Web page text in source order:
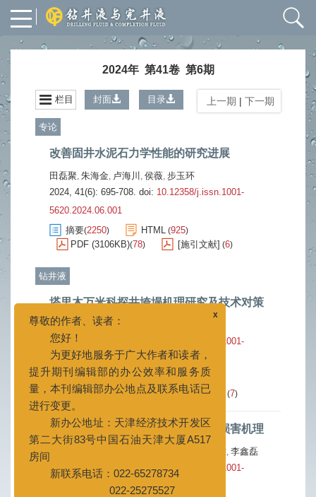
2024年 第41卷 第6期
栏目 封面 目录 上一期 | 下一期
专论
改善固井水泥石力学性能的研究进展
田磊聚, 朱海金, 卢海川 , 侯薇, 步玉环
2024, 41(6): 695-708. doi: 10.12358/j.issn.1001-
5620.2024.06.001
摘要(2250) HTML (925)
PDF (3106KB)(78) [施引文献] (6)
钻井液
塔里木万米科探井垮塌机理研究及技术对策
刘锋报, 孙金声, 尹达
2024, 41(6): 709-718.
10.12358/j.issn.1001-
5620.2024.06.002
摘要( 1302 HTML ( 425)
PDF (4933KB)(130) [施引文献] (7)
裂缝性致密变质岩气藏钻井液漏失损害机理
谭伟雄, 李鑫磊
2024, 41(6): 719-727.doi:10.12358/j.issn.1001-
5620.2024.06.003
尊敬的作者、读者：
您好！
为更好地服务于广大作者和读者，
提升期刊编辑部的办公效率和服务质
量，本刊编辑部办公地点及联系电话已
进行变更。
新办公地址：天津经济技术开发区
第二大街83号中国石油天津大厦A517
新联系电话：022-65278734